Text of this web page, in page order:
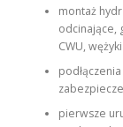
montaż
odcinające,
CWU,
pierwsze